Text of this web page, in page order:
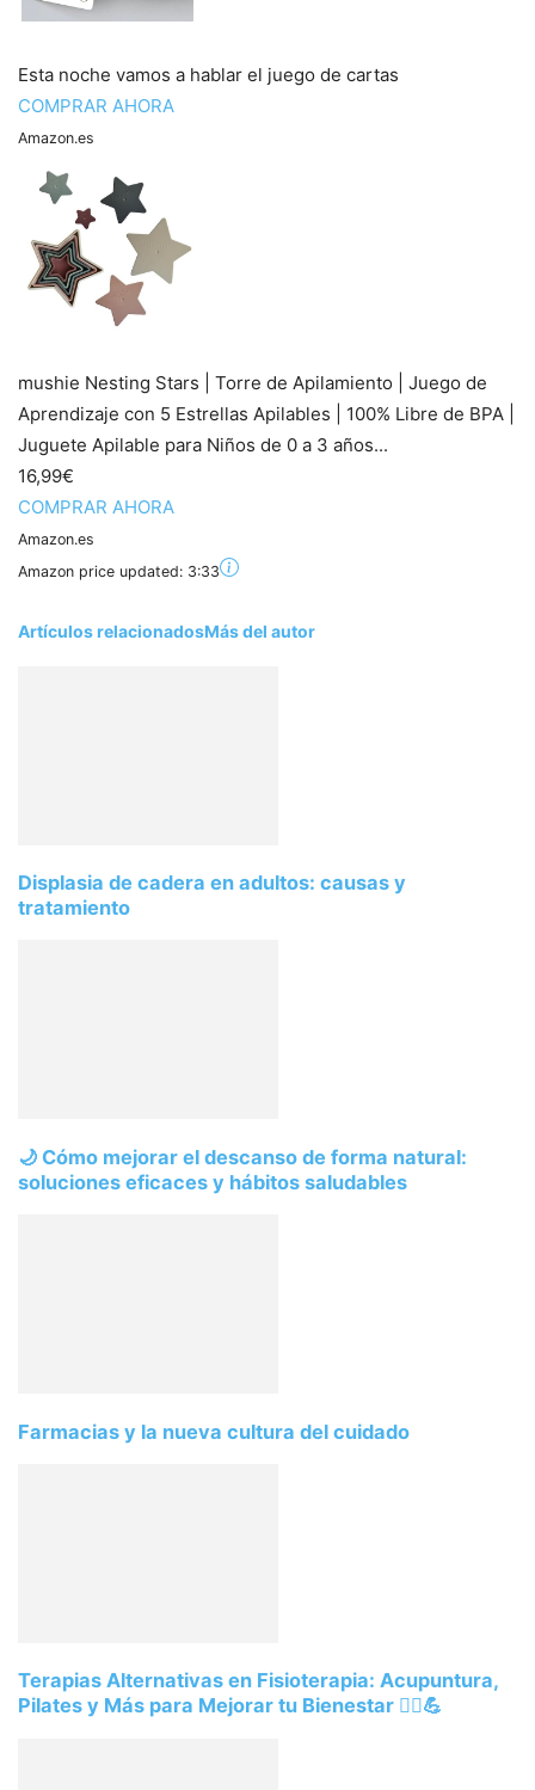
Esta noche vamos a hablar el juego de cartas
COMPRAR AHORA
Amazon.es
mushie Nesting Stars | Torre de Apilamiento | Juego de
Aprendizaje con 5 Estrellas Apilables | 100% Libre de BPA |
Juguete Apilable para Niños de 0 a 3 años...
16,99€
COMPRAR AHORA
Amazon.es
Amazon price updated: 3:33
Artículos relacionadosMás del autor
Displasia de cadera en adultos: causas y
tratamiento
🌙 Cómo mejorar el descanso de forma natural:
soluciones eficaces y hábitos saludables
Farmacias y la nueva cultura del cuidado
Terapias Alternativas en Fisioterapia: Acupuntura,
Pilates y Más para Mejorar tu Bienestar 💆‍♂️💪